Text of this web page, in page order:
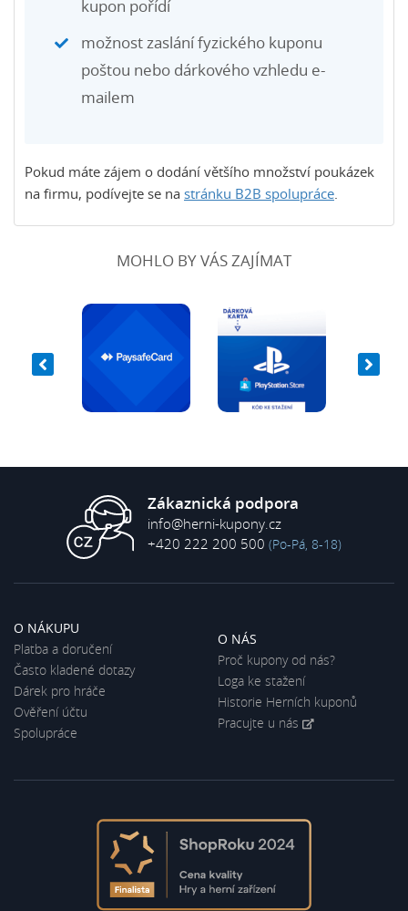
kupon pořídí
možnost zaslání fyzického kuponu
poštou nebo dárkového vzhledu e-
mailem
Pokud máte zájem o dodání většího množství poukázek
na firmu, podívejte se na stránku B2B spolupráce.
MOHLO BY VÁS ZAJÍMAT
Zákaznická podpora
info@herni-kupony.cz
+420 222 200 500 (Po-Pá, 8-18)
O NÁKUPU
Platba a doručení
Často kladené dotazy
Dárek pro hráče
Ověření účtu
Spolupráce
O NÁS
Proč kupony od nás?
Loga ke stažení
Historie Herních kuponů
Pracujte u nás